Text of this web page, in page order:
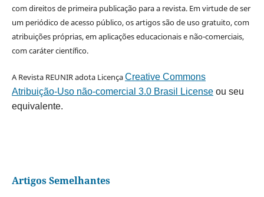
com direitos de primeira publicação para a revista. Em virtude de ser
um periódico de acesso público, os artigos são de uso gratuito, com
atribuições próprias, em aplicações educacionais e não-comerciais,
com caráter científico.
A Revista REUNIR adota LicençaCreative Commons
Atribuição-Uso não-comercial 3.0 Brasil Licenseou seu
equivalente.
Artigos Semelhantes